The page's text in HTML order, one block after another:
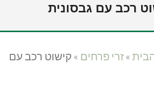
עציצים
רכב עם גבסונית
»זרי פרחים » קישוט רכב עם